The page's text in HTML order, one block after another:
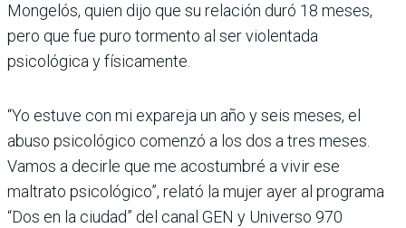
Mon­gelós, quien dijo que su rela­ción duró 18 meses,
pero que fue puro tormento al ser vio­lentada
psicológica y física­mente.
“Yo estuve con mi expareja un año y seis meses, el
abuso psicológico comenzó a los dos a tres meses.
Vamos a decirle que me acostumbré a vivir ese
maltrato psicoló­gico”, relató la mujer ayer al programa
“Dos en la ciudad” del canal GEN y Universo 970